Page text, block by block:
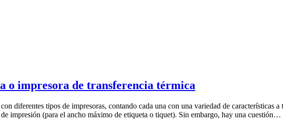
o impresora de transferencia térmica
diferentes tipos de impresoras, contando cada una con una variedad de características
impresión (para el ancho máximo de etiqueta o tiquet). Sin embargo, hay una cuestión…